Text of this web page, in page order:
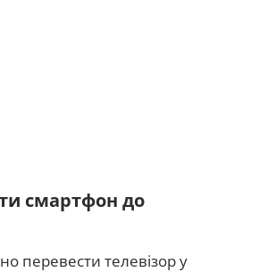
смартфон до
перевести телевізор у